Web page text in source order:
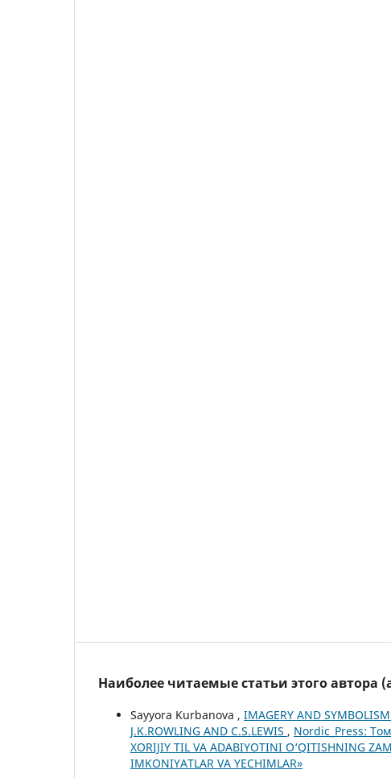
Наиболее читаемые статьи этого автора
Sayyora Kurbanova , IMAGERY AND
J.K.ROWLING AND C.S.LEWIS , Nordic_Press:
XORIJIY TIL VA ADABIYOTINI O‘QITISHNING
IMKONIYATLAR VA YECHIMLAR»